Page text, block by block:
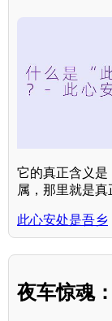
它的真正含义是
属，那里就是真
此心安处是吾乡
夜车惊魂